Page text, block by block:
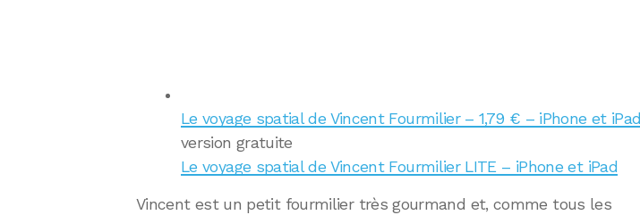
Le voyage spatial de Vincent Fourmilier – 1,79 € – iPhone et iPad
version gratuite
Le voyage spatial de Vincent Fourmilier LITE – iPhone et iPad
Vincent est un petit fourmilier très gourmand et, comme tous les